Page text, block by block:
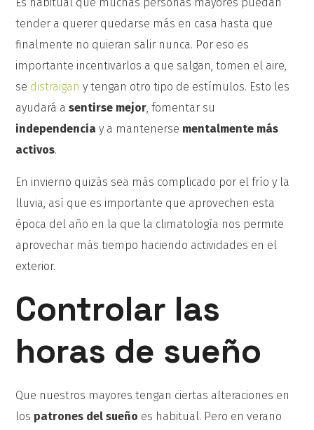
tender a querer quedarse más en casa hasta que
finalmente no quieran salir nunca. Por eso es
importante incentivarlos a que salgan, tomen el aire,
se distraigan y tengan otro tipo de estímulos. Esto les
ayudará asentirse mejor, fomentar su
independencia y a mantenerse mentalmente más
activos.
En invierno quizás sea más complicado por el frío y la
lluvia, así que es importante que aprovechen esta
época del año en la que la climatología nos permite
aprovechar más tiempo haciendo actividades en el
exterior.
Controlar las
horas de sueño
Que nuestros mayores tengan ciertas alteraciones en
los patrones del sueño es habitual. Pero en verano